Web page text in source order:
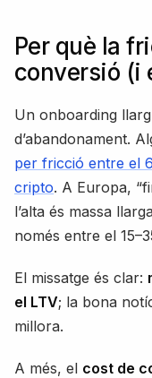
Per què la
conversió (i
Un onboarding
d’abandonament.
per fricció entre el
cripto. A Europa,
l’alta és massa
només entre el
El missatge és clar:
el LTV; la bona
millora.
A més, el cost de